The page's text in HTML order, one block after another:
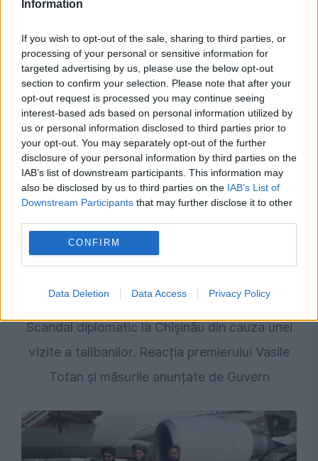
Information
If you wish to opt-out of the sale, sharing to third parties, or
processing of your personal or sensitive information for
targeted advertising by us, please use the below opt-out
section to confirm your selection. Please note that after your
opt-out request is processed you may continue seeing
interest-based ads based on personal information utilized by
us or personal information disclosed to third parties prior to
your opt-out. You may separately opt-out of the further
disclosure of your personal information by third parties on the
IAB’s list of downstream participants. This information may
also be disclosed by us to third parties on the IAB’s List of
Downstream Participants that may further disclose it to other
CONFIRM
Data Deletion Data Access Privacy Policy
Recomandările noastre
INTERNATIONAL
Scandal diplomatic la Chișinău din cauza unei
vizite a talibanilor. Reacția premierului Vasile
Tofan și măsurile anunțate de Guvern